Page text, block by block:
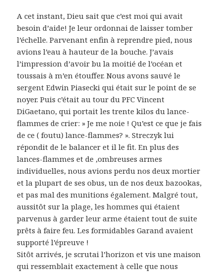
A cet instant, Dieu sait que c’est moi qui avait
besoin d’aide! Je leur ordonnai de laisser tomber
l’échelle. Parvenant enfin à reprendre pied, nous
avions l’eau à hauteur de la bouche. J’avais
l’impression d’avoir bu la moitié de l’océan et
toussais à m’en étouffer. Nous avons sauvé le
sergent Edwin Piasecki qui était sur le point de se
noyer. Puis c’était au tour du PFC Vincent
DiGaetano, qui portait les trente kilos du lance-
flammes de crier: » Je me noie ! Qu’est ce que je fais
de ce ( foutu) lance-flammes? ». Streczyk lui
répondit de le balancer et il le fit. En plus des
lances-flammes et de ,ombreuses armes
individuelles, nous avions perdu nos deux mortier
et la plupart de ses obus, un de nos deux bazookas,
et pas mal des munitions également. Malgré tout,
aussitôt sur la plage, les hommes qui étaient
parvenus à garder leur arme étaient tout de suite
prêts à faire feu. Les formidables Garand avaient
supporté l’épreuve !
Sitôt arrivés, je scrutai l’horizon et vis une maison
qui ressemblait exactement à celle que nous